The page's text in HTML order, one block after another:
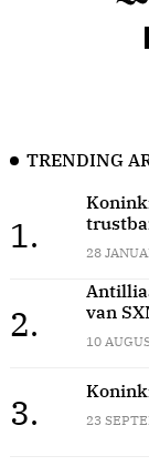
TRENDING
1. 28
2.
van
10
3. 23